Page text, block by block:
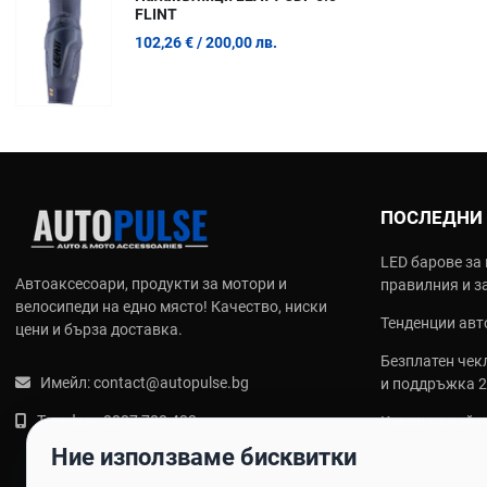
FLINT
102,26 € / 200,00 лв.
Най-
Cross-
Ендуро
Често
Автоаксесоари, продукти за мотори и
велосипеди на едно място! Качество, ниски
цени и бърза доставка.
Имейл:contact@autopulse.bg
Телефон:0887 788 433
ПОСЛЕДНИ
LED барове
правилния и
Тенденции
Безплатен
и поддръжка
Какви са
Ние използваме бисквитки